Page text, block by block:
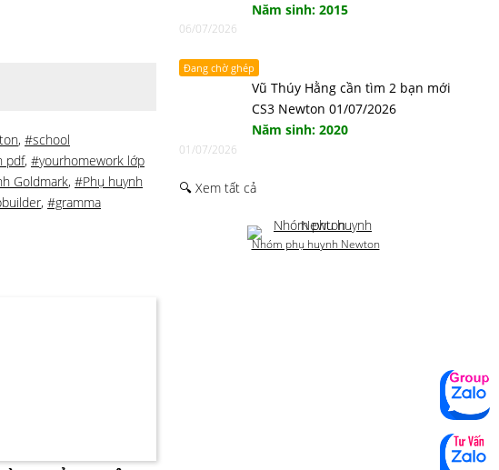
, #school
pdf, #yourhomework lớp
Goldmark, #Phụ huynh
, #gramma
Năm sinh: 2015
06/07/2026
Đang chờ ghép
Vũ Thúy Hằng cần tìm 2 bạn mới
CS3 Newton 01/07/2026
Năm sinh: 2020
01/07/2026
🔍 Xem tất cả
Nhóm phụ huynh Newton